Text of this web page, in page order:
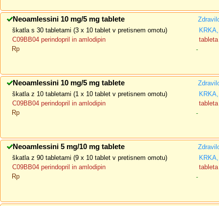
Neoamlessini 10 mg/5 mg tablete
škatla s 30 tabletami (3 x 10 tablet v pretisnem omotu)
C09BB04 perindopril in amlodipin
tableta
Rp
-
Neoamlessini 10 mg/5 mg tablete
škatla z 10 tabletami (1 x 10 tablet v pretisnem omotu)
C09BB04 perindopril in amlodipin
tableta
Rp
-
Neoamlessini 5 mg/10 mg tablete
škatla z 90 tabletami (9 x 10 tablet v pretisnem omotu)
C09BB04 perindopril in amlodipin
tableta
Rp
-